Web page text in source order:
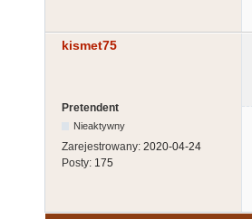
kismet75
Pretendent
Nieaktywny
Zarejestrowany: 2020-04-24
Posty: 175